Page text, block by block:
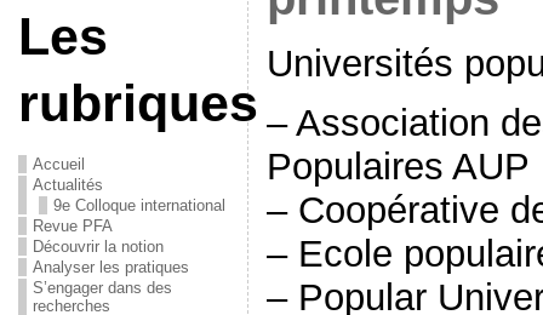
Les
rubriques
Accueil
Actualités
9e Colloque international
Revue PFA
Découvrir la notion
Analyser les pratiques
S’engager dans des
recherches
Universités
– Association
Populaires AUP
– Coopérative
– Ecole
– Popular